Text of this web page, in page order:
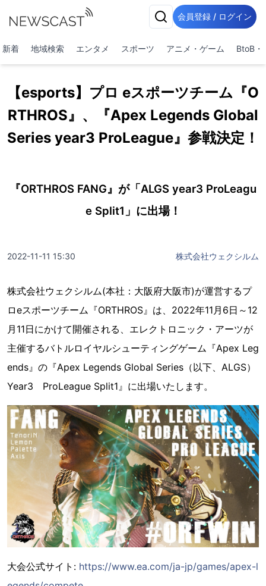
会員登録 / ログイン
新着 地域検索 エンタメ スポーツ アニメ・ゲーム BtoB・
【esports】プロ eスポーツチーム『O
RTHROS』、『Apex Legends Global
Series year3 ProLeague』参戦決定！
『ORTHROS FANG』が「ALGS year3 ProLeagu
e Split1」に出場！
2022-11-11 15:30 株式会社ウェクシルム
株式会社ウェクシルム(本社：大阪府大阪市)が運営するプ
ロeスポーツチーム『ORTHROS』は、2022年11月6日～12
月11日にかけて開催される、エレクトロニック・アーツが
主催するバトルロイヤルシューティングゲーム『Apex Leg
ends』の『Apex Legends Global Series（以下、ALGS）
Year3 ProLeague Split1』に出場いたします。
大会公式サイト: https://www.ea.com/ja-jp/games/apex-l